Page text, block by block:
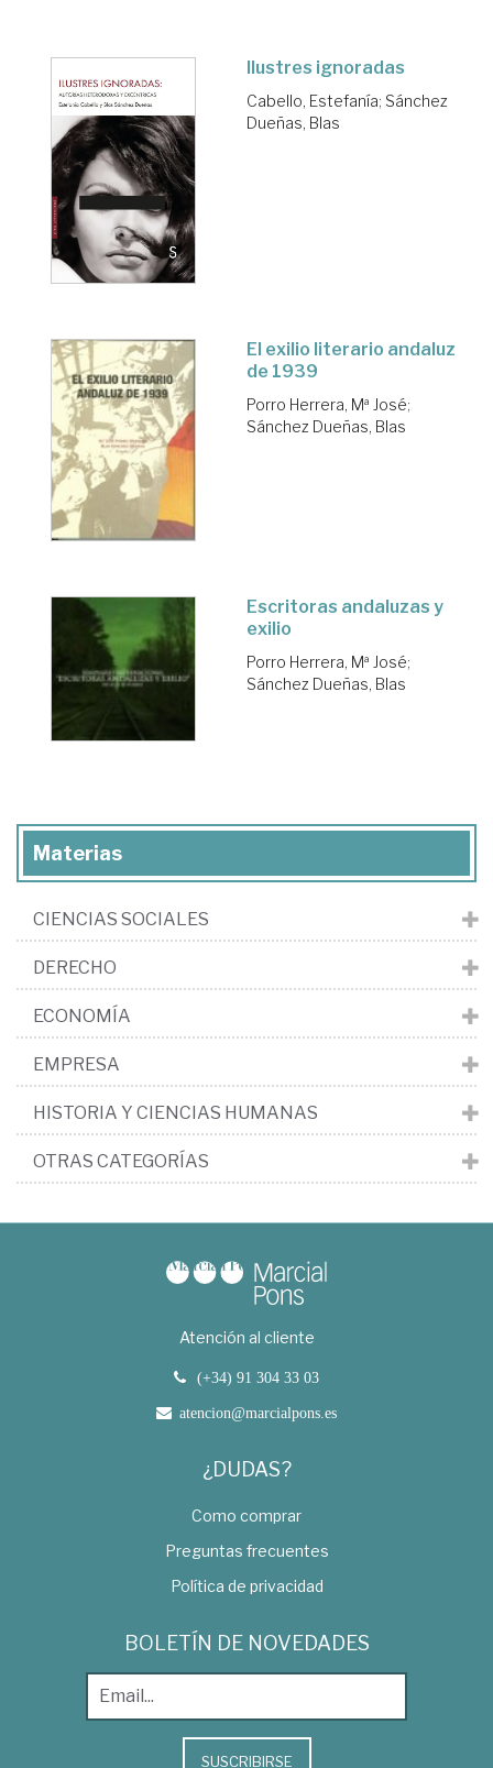
Ilustres ignoradas
Cabello, Estefanía; Sánchez
Dueñas, Blas
El exilio literario andaluz
de 1939
Porro Herrera, Mª José;
Sánchez Dueñas, Blas
Escritoras andaluzas y
exilio
Porro Herrera, Mª José;
Sánchez Dueñas, Blas
Materias
CIENCIAS SOCIALES
DERECHO
ECONOMÍA
EMPRESA
HISTORIA Y CIENCIAS HUMANAS
OTRAS CATEGORÍAS
Atención al cliente
(+34) 91 304 33 03
atencion@marcialpons.es
¿DUDAS?
Como comprar
Preguntas frecuentes
Política de privacidad
BOLETÍN DE NOVEDADES
SUSCRIBIRSE